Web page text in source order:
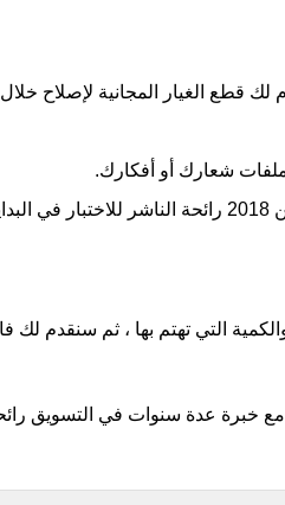
شعارك أو أفكارك.
التي تهتم بها ، ثم سنقدم لك
مع خبرة عدة سنوات في التسويق